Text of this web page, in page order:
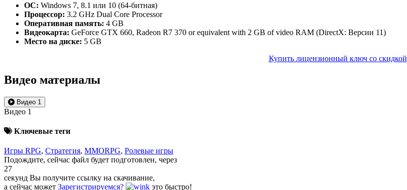
ОС: Windows 7, 8.1 или 10 (64-битная)
Процессор: 3.2 GHz Dual Core Processor
Оперативная память: 4 GB
Видеокарта: GeForce GTX 660, Radeon R7 370 or equivalent with 2 GB of video RAM (DirectX: Версии 11)
Место на диске: 5 GB
Купить лицензионный ключ со скидкой
Видео материалы
Видео 1
Видео 1
Ключевые теги
Игры RPG, Стратегия, MMORPG, Ролевые игры
Подождите, сейчас файл будет подготовлен, через
25
секунд Вы получите ссылку на скачивание,
а сейчас может Зарегистрируемся? это быстро!